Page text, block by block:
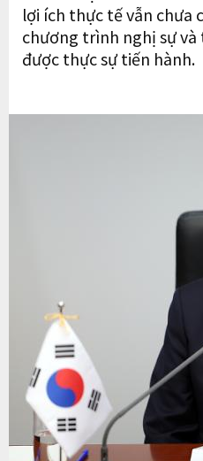
lợi ích thực tế vẫn chưa
chương trình nghị sự và
được thực sự tiến hành.